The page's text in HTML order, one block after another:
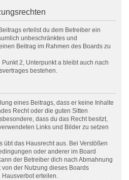
erteilst du dem Betreiber ein
unbeschränktes und
Beitrag im Rahmen des Boards zu
2, Unterpunkt a bleibt auch nach
bestehen.
eines Beitrags, dass er keine Inhalte
Recht oder die guten Sitten
dass du das Recht besitzt,
Links und Bilder zu setzen
übt das Hausrecht aus. Bei Verstößen
oder anderer im Board
der Betreiber dich nach Abmahnung
der Nutzung dieses Boards
erteilen.